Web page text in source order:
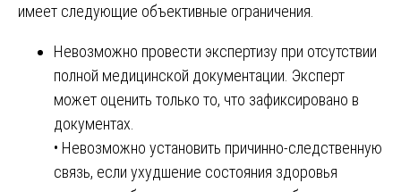
имеет следующие объективные ограничения.
Невозможно провести экспертизу при отсутствии
полной медицинской документации. Эксперт
может оценить только то, что зафиксировано в
документах.
• Невозможно установить причинно-следственную
связь, если ухудшение состояния здоровья